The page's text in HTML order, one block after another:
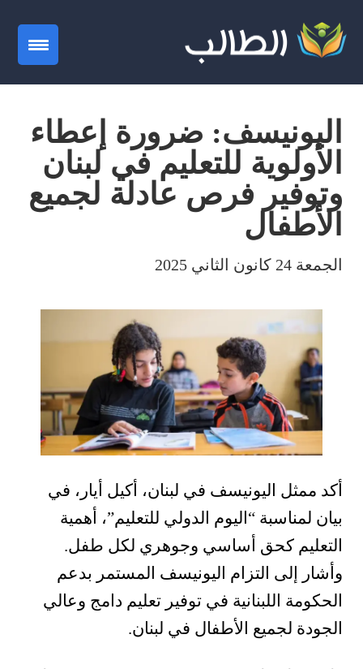
اليونيسف: ضرورة إعطاء
الأولوية للتعليم في لبنان
وتوفير فرص عادلة لجميع
الأطفال
الجمعة 24 كانون الثاني 2025
أكد ممثل اليونيسف في لبنان، أكيل أيار، في
بيان لمناسبة “اليوم الدولي للتعليم”، أهمية
التعليم كحق أساسي وجوهري لكل طفل.
وأشار إلى التزام اليونيسف المستمر بدعم
الحكومة اللبنانية في توفير تعليم دامج وعالي
الجودة لجميع الأطفال في لبنان.